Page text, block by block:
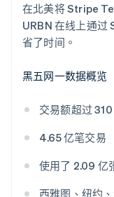
在北美将 Stripe
URBN 在线上通过
省了时间。
黑五网一数据概览
交易额超过
4.65 亿笔交易
使用了 2.09 亿
西雅图、纽约
捷克
English
克罗地亚
English
English
English
DeutschEnglish
FrançaisDeutsch
English